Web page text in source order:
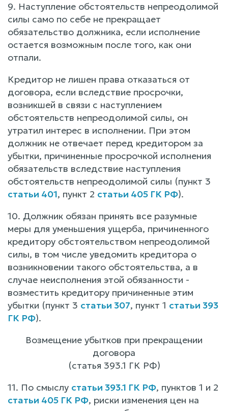
9. Наступление обстоятельств непреодолимой
силы само по себе не прекращает
обязательство должника, если исполнение
остается возможным после того, как они
отпали.
Кредитор не лишен права отказаться от
договора, если вследствие просрочки,
возникшей в связи с наступлением
обстоятельств непреодолимой силы, он
утратил интерес в исполнении. При этом
должник не отвечает перед кредитором за
убытки, причиненные просрочкой исполнения
обязательств вследствие наступления
обстоятельств непреодолимой силы (пункт 3
статьи 401, пункт 2 статьи 405 ГК РФ).
10. Должник обязан принять все разумные
меры для уменьшения ущерба, причиненного
кредитору обстоятельством непреодолимой
силы, в том числе уведомить кредитора о
возникновении такого обстоятельства, а в
случае неисполнения этой обязанности -
возместить кредитору причиненные этим
убытки (пункт 3 статьи 307, пункт 1 статьи 393
ГК РФ).
Возмещение убытков при прекращении
договора
(статья 393.1 ГК РФ)
11. По смыслу статьи 393.1 ГК РФ, пунктов 1 и 2
статьи 405 ГК РФ, риски изменения цен на